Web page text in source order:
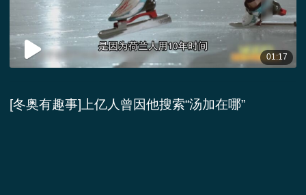
01:17
[冬奥有趣事]上亿人曾因他搜索“汤加在哪”